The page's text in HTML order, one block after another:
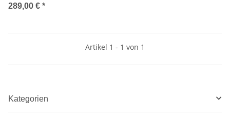
289,00 € *
Artikel 1 - 1 von 1
Kategorien